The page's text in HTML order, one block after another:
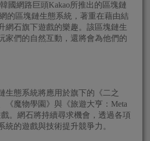
國網路巨頭Kakao所推出的區塊鏈
的區塊鏈生態系統，著重在藉由結
網石旗下遊戲的樂趣。該區塊鏈生
家們的自然互動，還將會為他們的
生態系統將應用於旗下的《二之
《魔物學園》與《旅遊大亨：Meta
。網石將持續尋求機會，透過各項
統的遊戲與技術提升競爭力。